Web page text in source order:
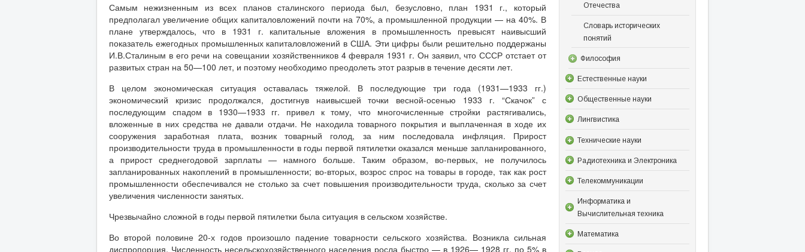
Самым нежизненным из всех планов сталинского периода был, безусловно, план 1931 г., который
предполагал увеличение общих капиталовложений почти на 70%, а промышленной продукции — на 40%. В
плане утверждалось, что в 1931 г. капитальные вложения в промышленность превысят наивысший
показатель ежегодных промышленных капиталовложений в США. Эти цифры были решительно поддержаны
И.В.Сталиным в его речи на совещании хозяйственников 4 февраля 1931 г. Он заявил, что СССР отстает от
развитых стран на 50—100 лет, и поэтому необходимо преодолеть этот разрыв в течение десяти лет.
В целом экономическая ситуация оставалась тяжелой. В последующие три года (1931—1933 гг.)
экономический кризис продолжался, достигнув наивысшей точки весной-осенью 1933 г. “Скачок” с
последующим спадом в 1930—1933 гг. привел к тому, что многочисленные стройки растягивались,
вложенные в них средства не давали отдачи. Не находила товарного покрытия и выплаченная в ходе их
сооружения заработная плата, возник товарный голод, за ним последовала инфляция. Прирост
производительности труда в промышленности в годы первой пятилетки оказался меньше запланированного,
а прирост среднегодовой зарплаты — намного больше. Таким образом, во-первых, не получилось
запланированных накоплений в промышленности; во-вторых, возрос спрос на товары в городе, так как рост
промышленности обеспечивался не столько за счет повышения производительности труда, сколько за счет
увеличения численности занятых.
Чрезвычайно сложной в годы первой пятилетки была ситуация в сельском хозяйстве.
Во второй половине 20-х годов произошло падение товарности сельского хозяйства. Возникла сильная
диспропорция. Численность несельскохозяйственного населения росла быстро — в 1926— 1928 гг. по 5% в
Отечества
Словарь исторических
понятий
Философия
Естественные науки
Общественные науки
Лингвистика
Технические науки
Радиотехника и Электроника
Телекоммуникации
Информатика и
Вычислительная техника
Математика